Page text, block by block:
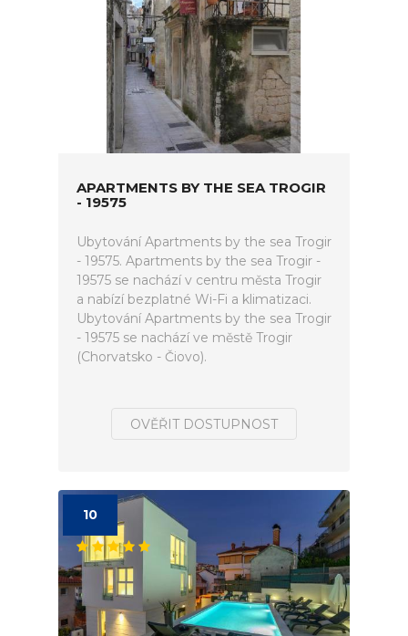
APARTMENTS BY THE SEA TROGIR
- 19575
Ubytování Apartments by the sea Trogir
- 19575. Apartments by the sea Trogir -
19575 se nachází v centru města Trogir
a nabízí bezplatné Wi-Fi a klimatizaci.
Ubytování Apartments by the sea Trogir
- 19575 se nachází ve městě Trogir
(Chorvatsko - Čiovo).
OVĚŘIT DOSTUPNOST
10